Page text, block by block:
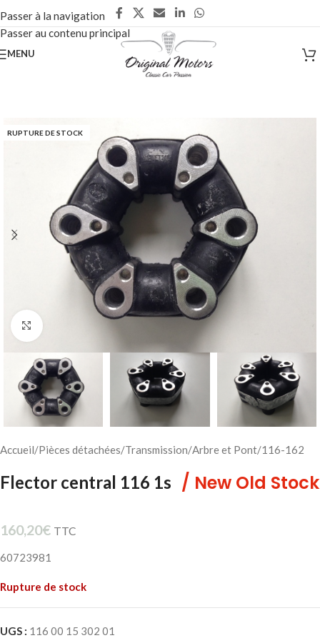
Passer à la navigation
Passer au contenu principal
MENU
RUPTURE DE STOCK
Cliquez pour agrandir
Accueil/Pièces détachées/Transmission/Arbre et Pont/116-162
Flector central 116 1s / New Old Stock
160,20€ TTC
60723981
Rupture de stock
UGS : 116 00 15 302 01